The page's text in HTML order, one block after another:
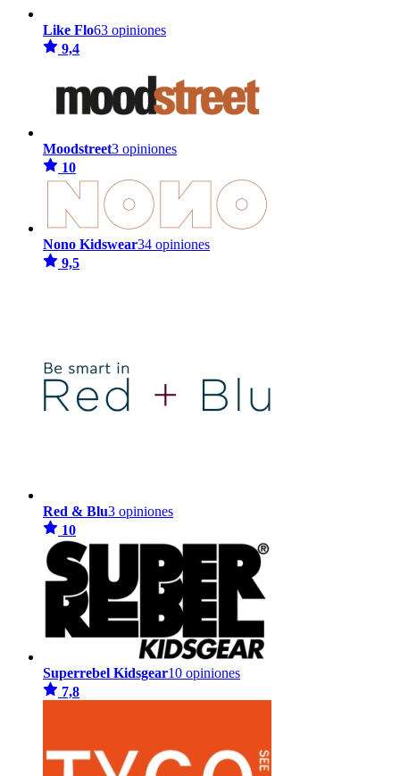
Like Flo63 opiniones
9,4
Moodstreet3 opiniones
10
Nono Kidswear34 opiniones
9,5
Red & Blu3 opiniones
10
Superrebel Kidsgear10 opiniones
7,8